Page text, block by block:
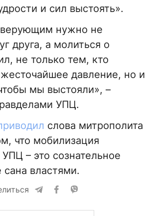
и сил выстоять».
нужно не
друга, а молиться о
не только тем, кто
давление, но и
мы выстояли», –
УПЦ.
слова митрополита
что мобилизация
– это сознательное
сана властями.